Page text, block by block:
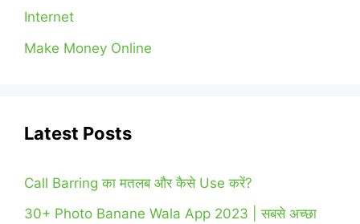
Internet
Make Money Online
Latest Posts
Call Barring का मतलब और कैसे Use करें?
30+ Photo Banane Wala App 2023 | सबसे अच्छा